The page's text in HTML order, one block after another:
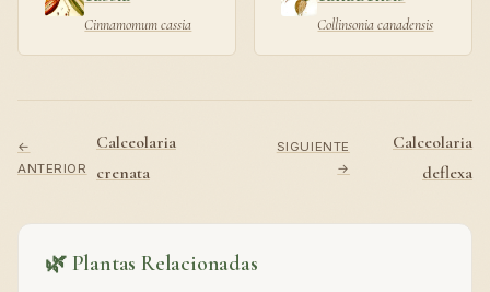
Cinnamomum cassia Collinsonia canadensis
←
ANTERIOR
Calceolaria
crenata
SIGUIENTE
→
Calceolaria
deflexa
🌿 Plantas Relacionadas